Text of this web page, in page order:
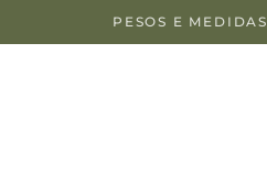
PESOS E MEDIDAS